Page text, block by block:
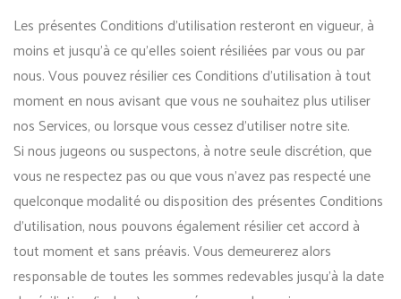
Les présentes Conditions d’utilisation resteront en vigueur, à
moins et jusqu’à ce qu’elles soient résiliées par vous ou par
nous. Vous pouvez résilier ces Conditions d’utilisation à tout
moment en nous avisant que vous ne souhaitez plus utiliser
nos Services, ou lorsque vous cessez d’utiliser notre site.
Si nous jugeons ou suspectons, à notre seule discrétion, que
vous ne respectez pas ou que vous n’avez pas respecté une
quelconque modalité ou disposition des présentes Conditions
d’utilisation, nous pouvons également résilier cet accord à
tout moment et sans préavis. Vous demeurerez alors
responsable de toutes les sommes redevables jusqu’à la date